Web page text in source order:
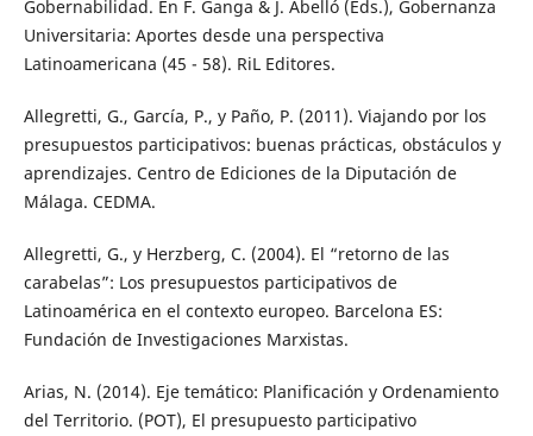
Gobernabilidad. En F. Ganga & J. Abelló (Eds.), Gobernanza
Universitaria: Aportes desde una perspectiva
Latinoamericana (45 - 58). RiL Editores.
Allegretti, G., García, P., y Paño, P. (2011). Viajando por los
presupuestos participativos: buenas prácticas, obstáculos y
aprendizajes. Centro de Ediciones de la Diputación de
Málaga. CEDMA.
Allegretti, G., y Herzberg, C. (2004). El “retorno de las
carabelas”: Los presupuestos participativos de
Latinoamérica en el contexto europeo. Barcelona ES:
Fundación de Investigaciones Marxistas.
Arias, N. (2014). Eje temático: Planificación y Ordenamiento
del Territorio. (POT), El presupuesto participativo